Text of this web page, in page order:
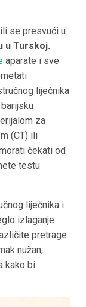
se presvući u
u Turskoj.
aparate i sve
liječnika
za
(CT) ili
čekati od
testu
liječnika i
izlaganje
pretrage
nužan,
kako bi